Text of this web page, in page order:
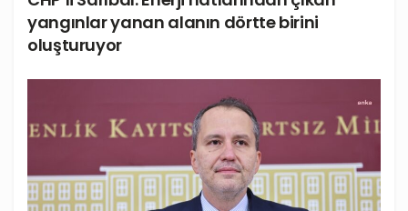
yangınlar yanan alanın dörtte birini
oluşturuyor